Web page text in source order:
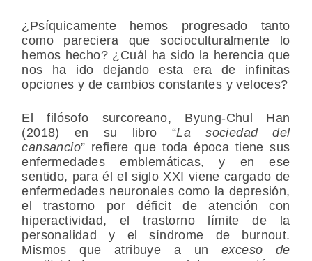
¿Psíquicamente hemos progresado tanto
como pareciera que socioculturalmente lo
hemos hecho? ¿Cuál ha sido la herencia que
nos ha ido dejando esta era de infinitas
opciones y de cambios constantes y veloces?
El filósofo surcoreano, Byung-Chul Han
(2018) en su libro “La sociedad del
cansancio” refiere que toda época tiene sus
enfermedades emblemáticas, y en ese
sentido, para él el siglo XXI viene cargado de
enfermedades neuronales como la depresión,
el trastorno por déficit de atención con
hiperactividad, el trastorno límite de la
personalidad y el síndrome de burnout.
Mismos que atribuye a un exceso de